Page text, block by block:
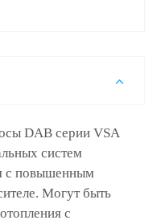
DAB серии VSA
систем
с повышенным
Могут быть
с